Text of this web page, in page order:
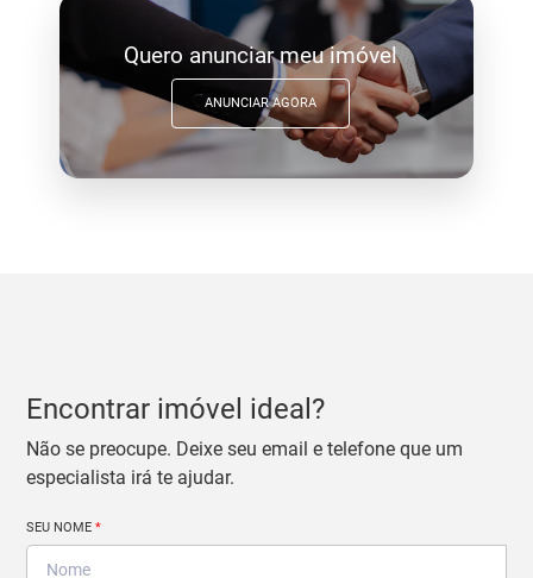
Quero anunciar meu imóvel
ANUNCIAR AGORA
Encontrar imóvel ideal?
Não se preocupe. Deixe seu email e telefone que um
especialista irá te ajudar.
SEU NOME*